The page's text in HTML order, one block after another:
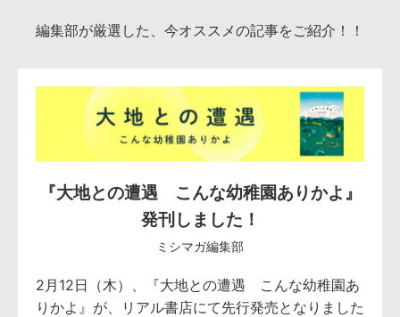
編集部が厳選した、今オススメの記事をご紹介！！
『大地との遭遇 こんな幼稚園ありかよ』
発刊しました！
ミシマガ編集部
2月12日（木）、『大地との遭遇 こんな幼稚園あ
りかよ』が、リアル書店にて先行発売となりました